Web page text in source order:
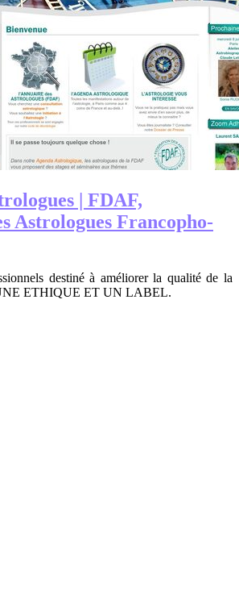
| FDAF,
Astrologues Fran­cop­ho­
destiné à améliorer la qualité de la
ETHIQUE ET UN LABEL.